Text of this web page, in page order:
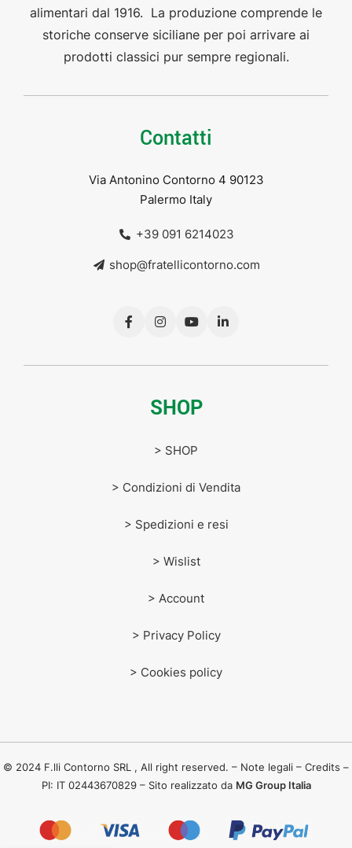
alimentari dal 1916. La produzione comprende le
storiche conserve siciliane per poi arrivare ai
prodotti classici pur sempre regionali.
Contatti
Via Antonino Contorno 4 90123
Palermo Italy
+39 091 6214023
shop@fratellicontorno.com
SHOP
> SHOP
> Condizioni di Vendita
> Spedizioni e resi
> Wislist
> Account
> Privacy Policy
> Cookies policy
© 2024 F.lli Contorno SRL , All right reserved. – Note legali – Credits –
PI: IT 02443670829 – Sito realizzato da MG Group Italia